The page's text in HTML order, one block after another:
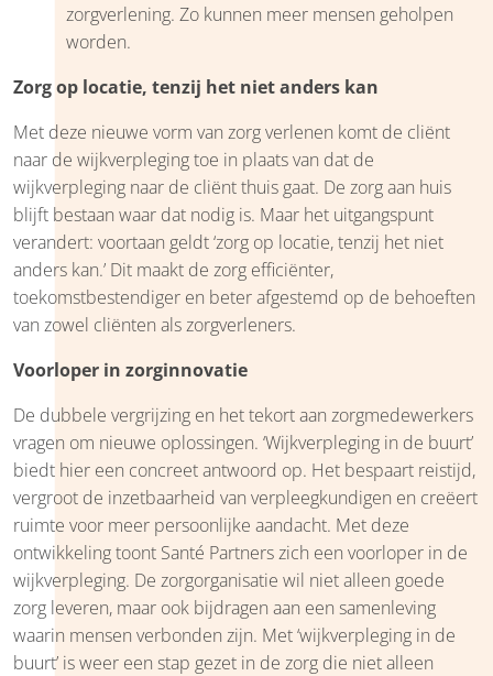
zorgverlening. Zo kunnen meer mensen geholpen
worden.
Zorg op locatie, tenzij het niet anders kan
Met deze nieuwe vorm van zorg verlenen komt de cliënt
naar de wijkverpleging toe in plaats van dat de
wijkverpleging naar de cliënt thuis gaat. De zorg aan huis
blijft bestaan waar dat nodig is. Maar het uitgangspunt
verandert: voortaan geldt ‘zorg op locatie, tenzij het niet
anders kan.’ Dit maakt de zorg efficiënter,
toekomstbestendiger en beter afgestemd op de behoeften
van zowel cliënten als zorgverleners.
Voorloper in zorginnovatie
De dubbele vergrijzing en het tekort aan zorgmedewerkers
vragen om nieuwe oplossingen. ‘Wijkverpleging in de buurt’
biedt hier een concreet antwoord op. Het bespaart reistijd,
vergroot de inzetbaarheid van verpleegkundigen en creëert
ruimte voor meer persoonlijke aandacht. Met deze
ontwikkeling toont Santé Partners zich een voorloper in de
wijkverpleging. De zorgorganisatie wil niet alleen goede
zorg leveren, maar ook bijdragen aan een samenleving
waarin mensen verbonden zijn. Met ‘wijkverpleging in de
buurt’ is weer een stap gezet in de zorg die niet alleen